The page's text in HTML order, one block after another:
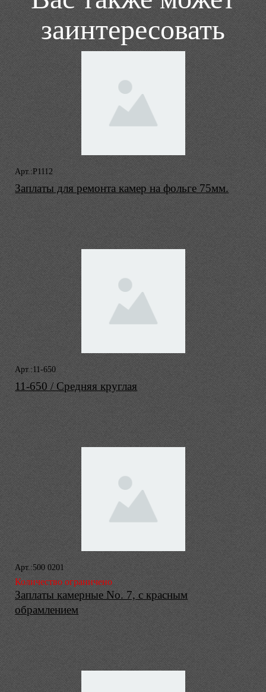
заинтересовать
Арт.:P1112
Заплаты для ремонта камер на фольге 75мм.
Арт.:11-650
11-650 / Средняя круглая
Арт.:500 0201
Количество ограничено
Заплаты камерные No. 7, с красным
обрамлением